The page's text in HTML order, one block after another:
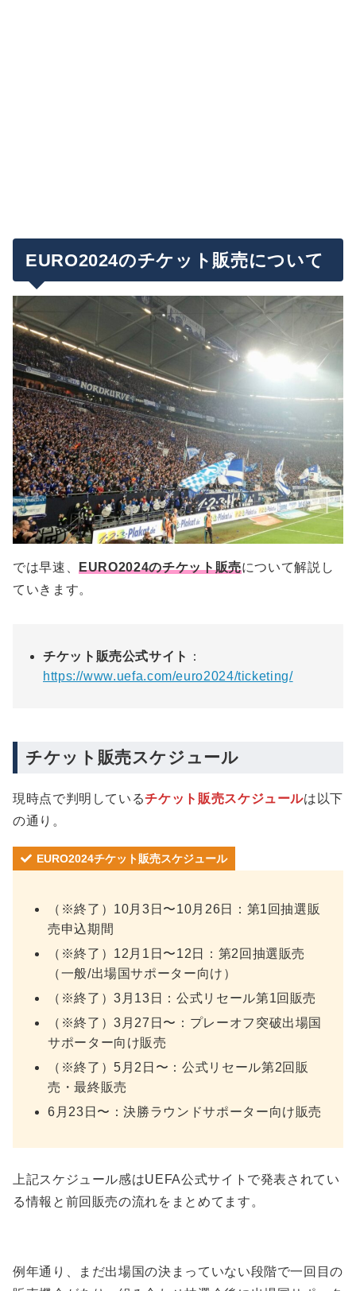
EURO2024のチケット販売について
では早速、EURO2024のチケット販売について解説し
ていきます。
チケット販売公式サイト
：
https://www.uefa.com/euro2024/ticketing/
チケット販売スケジュール
現時点で判明しているチケット販売スケジュールは以下
の通り。
EURO2024チケット販売スケジュール
（※終了）10月3日〜10月26日：第1回抽選販
売申込期間
（※終了）12月1日〜12日：第2回抽選販売
（一般/出場国サポーター向け）
（※終了）3月13日：公式リセール第1回販売
（※終了）3月27日〜：プレーオフ突破出場国
サポーター向け販売
（※終了）5月2日〜：公式リセール第2回販
売・最終販売
6月23日〜：決勝ラウンドサポーター向け販売
上記スケジュール感はUEFA公式サイトで発表されてい
る情報と前回販売の流れをまとめてます。
例年通り、まだ出場国の決まっていない段階で一回目の